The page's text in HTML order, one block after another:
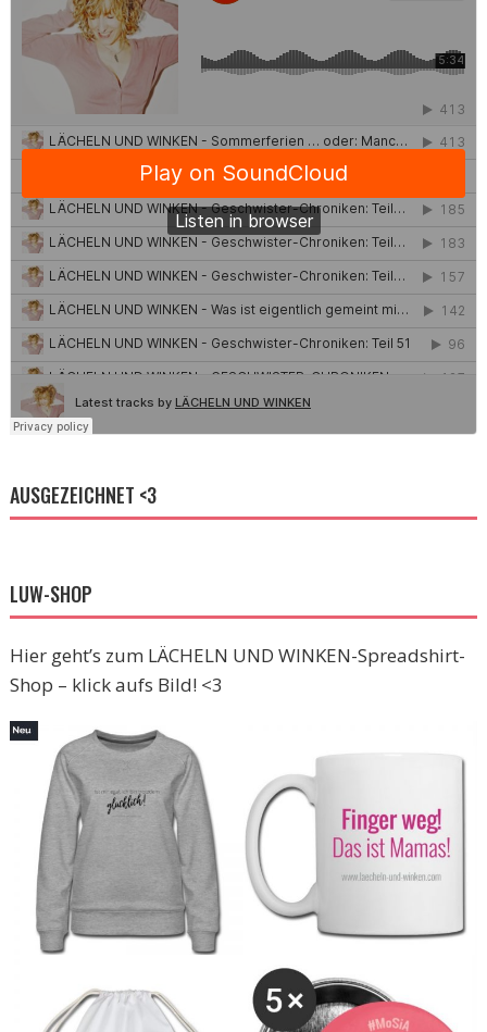
AUSGEZEICHNET <3
LUW-SHOP
Hier geht’s zum LÄCHELN UND WINKEN-Spreadshirt-
Shop – klick aufs Bild! <3